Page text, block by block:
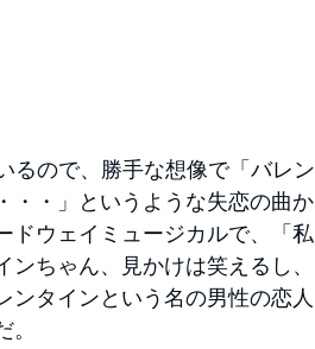
るので、勝手な想像で「バレン
・・」というような失恋の曲か
ドウェイミュージカルで、「私
ちゃん、見かけは笑えるし、
ンタインという名の男性の恋人